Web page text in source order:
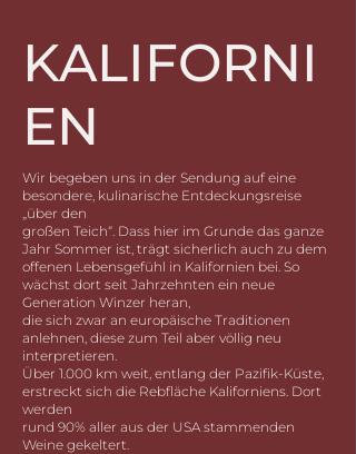
KALIFORNI
EN
Wir begeben uns in der Sendung auf eine
besondere, kulinarische Entdeckungsreise
„über den
großen Teich“. Dass hier im Grunde das ganze
Jahr Sommer ist, trägt sicherlich auch zu dem
offenen Lebensgefühl in Kalifornien bei. So
wächst dort seit Jahrzehnten ein neue
Generation Winzer heran,
die sich zwar an europäische Traditionen
anlehnen, diese zum Teil aber völlig neu
interpretieren.
Über 1.000 km weit, entlang der Pazifik-Küste,
erstreckt sich die Rebfläche Kaliforniens. Dort
werden
rund 90% aller aus der USA stammenden
Weine gekeltert.